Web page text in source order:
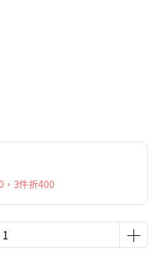
，3件折400